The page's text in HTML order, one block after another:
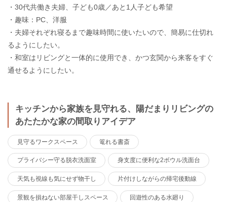
・30代共働き夫婦、子ども0歳／あと1人子ども希望
・趣味：PC、洋服
・夫婦それぞれ寝るまで趣味時間に使いたいので、簡易に仕切れ
るようにしたい。
・和室はリビングと一体的に使用でき、かつ玄関から来客をすぐ
通せるようにしたい。
キッチンから家族を見守れる、陽だまりリビングの
あたたかな家の間取りアイデア
見守るワークスペース 篭れる書斎
プライバシー守る脱衣洗面室 身支度に便利な2ボウル洗面台
天気も視線も気にせず物干し 片付けしながらの帰宅後動線
景観を損ねない部屋干しスペース 回遊性のある水廻り